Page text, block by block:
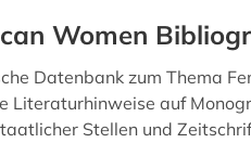
Women
Datenbank zum Thema
Literaturhinweise auf
Stellen und